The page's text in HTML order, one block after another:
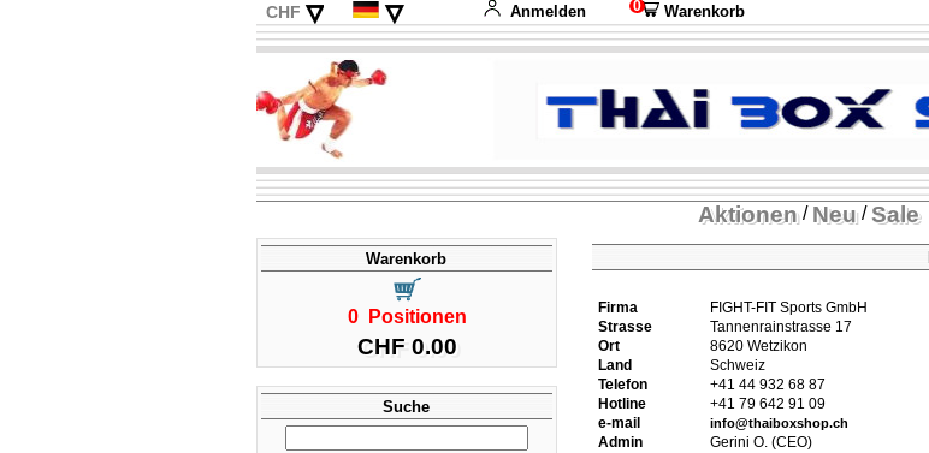
CHF ▿
EUR
▿
English
Italiano
Anmelden 0 Warenkorb
Aktionen/ Neu/Sale
Warenkorb
0 Positionen
CHF 0.00
Suche
Firma
FIGHT-FIT Sports GmbH
Strasse
Tannenrainstrasse 17
Ort
8620 Wetzikon
Land
Schweiz
Telefon
+41 44 932 68 87
Hotline
+41 79 642 91 09
e-mail
info@thaiboxshop.ch
Admin Gerini O. (CEO)